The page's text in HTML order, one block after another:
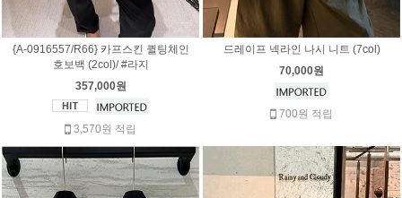
{A-0916557/R66} 카프스킨 퀼팅체인
호보백 (2col)/ #라지
357,000원
3,570원 적립
드레이프 넥라인 나시 니트 (7col)
70,000원
700원 적립